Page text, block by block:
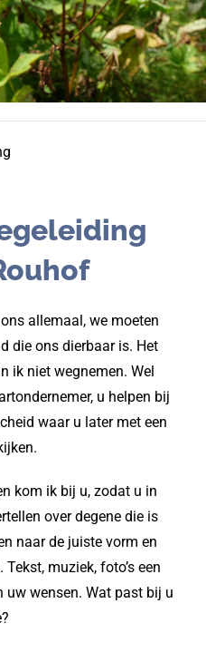
allemaal, we moeten
die ons dierbaar is. Het
ik niet wegnemen. Wel
u helpen bij
waar u later met een
kom ik bij u, zodat u in
over degene die is
naar de juiste vorm en
muziek, foto’s een
wensen. Wat past bij u